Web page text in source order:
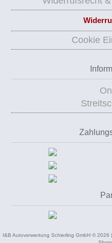
Cookie
I&B Autoverwertung Schierling GmbH ©